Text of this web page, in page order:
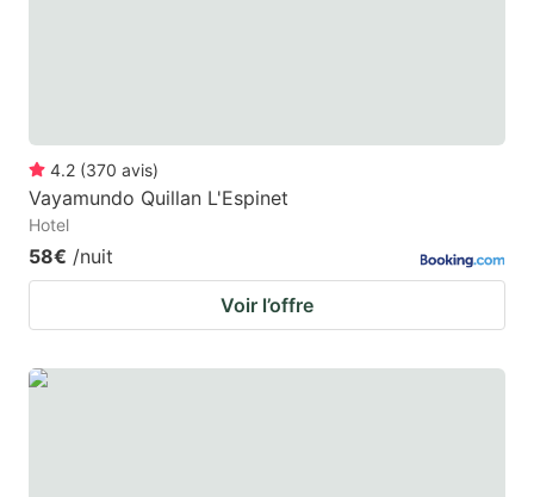
4.2 (370 avis)
Vayamundo Quillan L'Espinet
Hotel
58€ /nuit
Voir l’offre